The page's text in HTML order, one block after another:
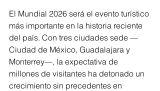
El Mundial 2026 será el evento turístico
más importante en la historia reciente
del país. Con tres ciudades sede —
Ciudad de México, Guadalajara y
Monterrey—, la expectativa de
millones de visitantes ha detonado un
crecimiento sin precedentes en